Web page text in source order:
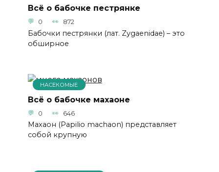
Всё о бабочке пестрянке
0 872
Бабочки пестрянки (лат. Zygaenidae) – это
обширное
НАСЕКОМЫЕ
Всё о бабочке махаоне
0 646
Махаон (Papilio machaon) представляет
собой крупную